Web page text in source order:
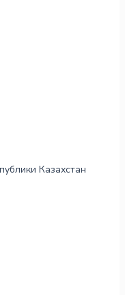
Казахстан